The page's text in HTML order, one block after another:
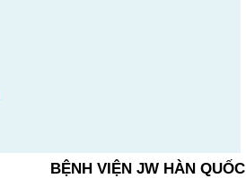
BỆNH VIỆN JW HÀN QUỐC